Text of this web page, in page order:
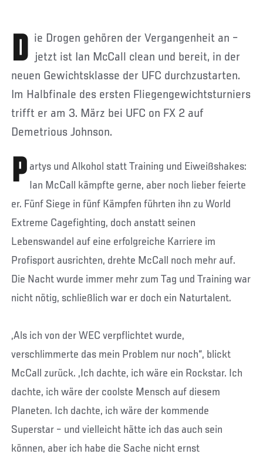
Die Drogen gehören der Vergangenheit an – jetzt ist Ian McCall clean und bereit, in der
neuen Gewichtsklasse der UFC durchzustarten.
Im Halbfinale des ersten Fliegengewichtsturniers
trifft er am 3. März bei UFC on FX 2 auf
Demetrious Johnson.
P artys und Alkohol statt Training und Eiweißshakes:
Ian McCall kämpfte gerne, aber noch lieber feierte
er. Fünf Siege in fünf Kämpfen führten ihn zu World
Extreme Cagefighting, doch anstatt seinen
Lebenswandel auf eine erfolgreiche Karriere im
Profisport ausrichten, drehte McCall noch mehr auf.
Die Nacht wurde immer mehr zum Tag und Training war
nicht nötig, schließlich war er doch ein Naturtalent.
„Als ich von der WEC verpflichtet wurde,
verschlimmerte das mein Problem nur noch“, blickt
McCall zurück. „Ich dachte, ich wäre ein Rockstar. Ich
dachte, ich wäre der coolste Mensch auf diesem
Planeten. Ich dachte, ich wäre der kommende
Superstar – und vielleicht hätte ich das auch sein
können, aber ich habe die Sache nicht ernst